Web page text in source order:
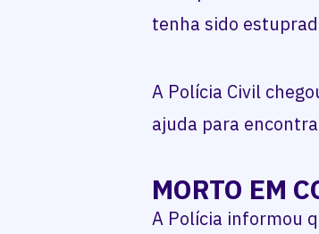
tenha sido
A Polícia Civil
ajuda para
MORTO EM
A Polícia informou